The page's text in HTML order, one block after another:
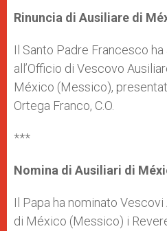
p
p
g
e
o
k
r
Rinuncia di Ausiliare di
Il Santo Padre Francesco
all’Officio di Vescovo
México (Messico),
Ortega Franco, C.O.
***
Nomina di Ausiliari di
Il Papa ha nominato
di México (Messico) i